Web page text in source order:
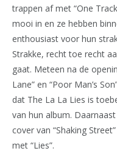
trappen af met “One
mooi in en ze hebben
enthousiast voor hun
Strakke, recht toe recht
gaat. Meteen na de
Lane” en “Poor Man’s
dat The La La Lies is
van hun album.
cover van “Shaking
met “Lies”.